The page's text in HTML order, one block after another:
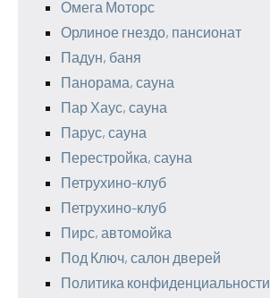
Омега Моторс
Орлиное гнездо, пансионат
Падун, баня
Панорама, сауна
Пар Хаус, сауна
Парус, сауна
Перестройка, сауна
Петрухино-клуб
Петрухино-клуб
Пирс, автомойка
Под Ключ, салон дверей
Политика конфиденциальности